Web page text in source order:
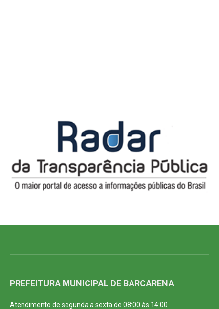
PREFEITURA MUNICIPAL DE BARCARENA
Atendimento de segunda a sexta de 08:00 às 14:00